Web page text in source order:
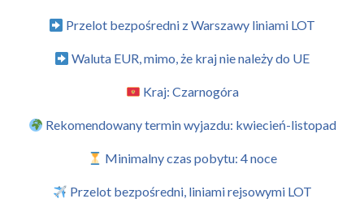
Przelot bezpośredni z Warszawy liniami LOT
Waluta EUR, mimo, że kraj nie należy do UE
Kraj: Czarnogóra
Rekomendowany termin wyjazdu: kwiecień-listopad
Minimalny czas pobytu: 4 noce
Przelot bezpośredni, liniami rejsowymi LOT